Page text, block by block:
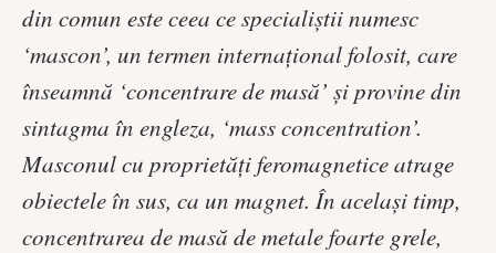
din comun este ceea ce specialiștii numesc
‘mascon’, un termen internațional folosit, care
înseamnă ‘concentrare de masă’ și provine din
sintagma în engleza, ‘mass concentration’.
Masconul cu proprietăți feromagnetice atrage
obiectele în sus, ca un magnet. În același timp,
concentrarea de masă de metale foarte grele,